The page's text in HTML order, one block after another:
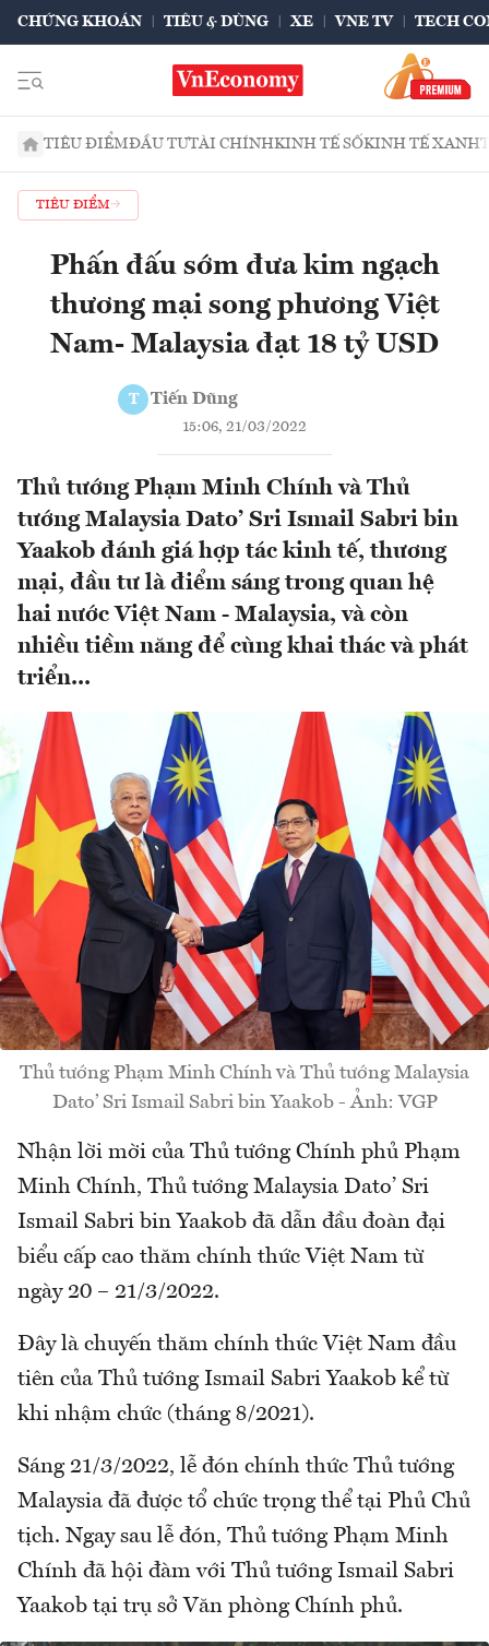
CHỨNG KHOÁN TIÊU & DÙNG XE VNE TV TECH
TIÊU ĐIỂMĐẦU TƯTÀI CHÍNHKINH TẾ SỐKINH TẾ XANH
TIÊU ĐIỂM
Phấn đấu sớm đưa kim ngạch
thương mại song phương Việt
Nam- Malaysia đạt 18 tỷ USD
T Tiến Dũng
15:06, 21/03/2022
Thủ tướng Phạm Minh Chính và Thủ
tướng Malaysia Dato’ Sri Ismail Sabri bin
Yaakob đánh giá hợp tác kinh tế, thương
mại, đầu tư là điểm sáng trong quan hệ
hai nước Việt Nam - Malaysia, và còn
nhiều tiềm năng để cùng khai thác và phát
triển...
Thủ tướng Phạm Minh Chính và Thủ tướng Malaysia
Dato’ Sri Ismail Sabri bin Yaakob - Ảnh: VGP
Nhận lời mời của Thủ tướng Chính phủ Phạm
Minh Chính, Thủ tướng Malaysia Dato’ Sri
Ismail Sabri bin Yaakob đã dẫn đầu đoàn đại
biểu cấp cao thăm chính thức Việt Nam từ
ngày 20 – 21/3/2022.
Đây là chuyến thăm chính thức Việt Nam đầu
tiên của Thủ tướng Ismail Sabri Yaakob kể từ
khi nhậm chức (tháng 8/2021).
Sáng 21/3/2022, lễ đón chính thức Thủ tướng
Malaysia đã được tổ chức trọng thể tại Phủ Chủ
tịch. Ngay sau lễ đón, Thủ tướng Phạm Minh
Chính đã hội đàm với Thủ tướng Ismail Sabri
Yaakob tại trụ sở Văn phòng Chính phủ.